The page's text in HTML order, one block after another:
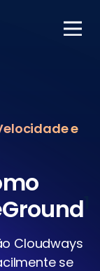
Open Nav
e
Cloudways
se